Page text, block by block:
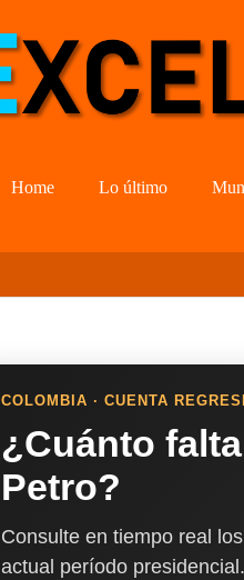
Home Lo último
COLOMBIA · CUENTA
¿Cuánto
Petro?
Consulte en tiempo real
actual período presidencial.